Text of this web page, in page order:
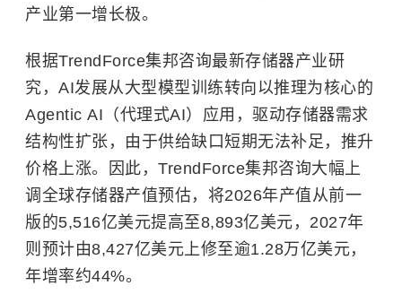
产业第一增长极。
根据TrendForce集邦咨询最新存储器产业研
究，AI发展从大型模型训练转向以推理为核心的
Agentic AI（代理式AI）应用，驱动存储器需求
结构性扩张，由于供给缺口短期无法补足，推升
价格上涨。因此，TrendForce集邦咨询大幅上
调全球存储器产值预估，将2026年产值从前一
版的5,516亿美元提高至8,893亿美元，2027年
则预计由8,427亿美元上修至逾1.28万亿美元，
年增率约44%。